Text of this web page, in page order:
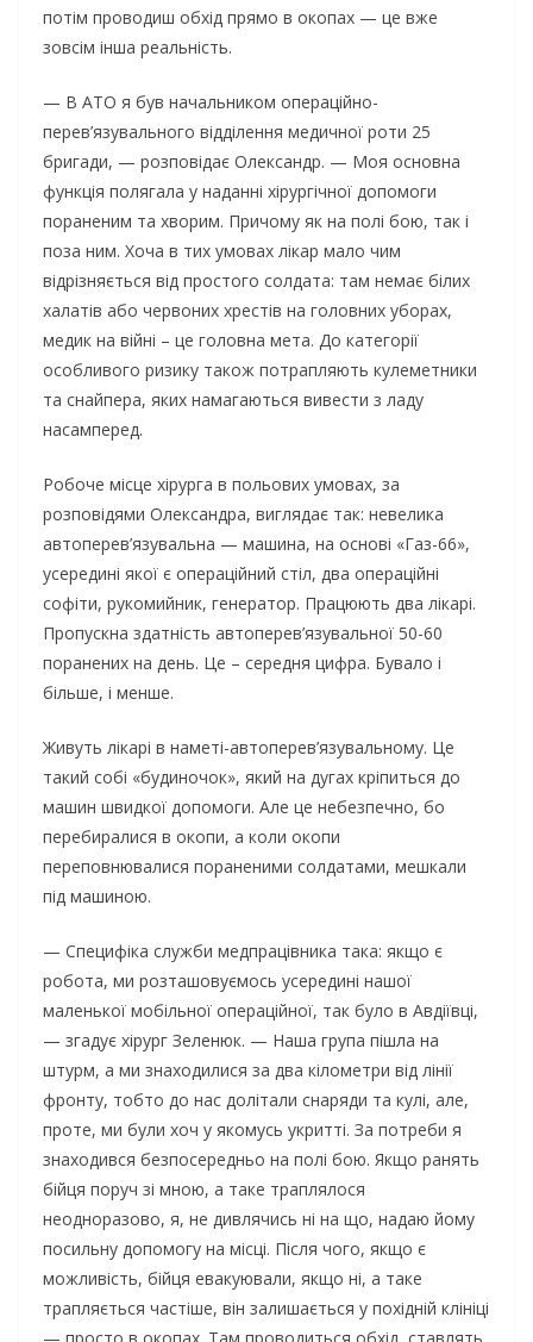
потім проводиш обхід прямо в окопах — це вже
зовсім інша реальність.
— В АТО я був начальником операційно-
перев’язувального відділення медичної роти 25
бригади, — розповідає Олександр. — Моя основна
функція полягала у наданні хірургічної допомоги
пораненим та хворим. Причому як на полі бою, так і
поза ним. Хоча в тих умовах лікар мало чим
відрізняється від простого солдата: там немає білих
халатів або червоних хрестів на головних уборах,
медик на війні – це головна мета. До категорії
особливого ризику також потрапляють кулеметники
та снайпера, яких намагаються вивести з ладу
насамперед.
Робоче місце хірурга в польових умовах, за
розповідями Олександра, виглядає так: невелика
автоперев’язувальна — машина, на основі «Газ-66»,
усередині якої є операційний стіл, два операційні
софіти, рукомийник, генератор. Працюють два лікарі.
Пропускна здатність автоперев’язувальної 50-60
поранених на день. Це – середня цифра. Бувало і
більше, і менше.
Живуть лікарі в наметі-автоперев’язувальному. Це
такий собі «будиночок», який на дугах кріпиться до
машин швидкої допомоги. Але це небезпечно, бо
перебиралися в окопи, а коли окопи
переповнювалися пораненими солдатами, мешкали
під машиною.
— Специфіка служби медпрацівника така: якщо є
робота, ми розташовуємось усередині нашої
маленької мобільної операційної, так було в Авдіївці,
— згадує хірург Зеленюк. — Наша група пішла на
штурм, а ми знаходилися за два кілометри від лінії
фронту, тобто до нас долітали снаряди та кулі, але,
проте, ми були хоч у якомусь укритті. За потреби я
знаходився безпосередньо на полі бою. Якщо ранять
бійця поруч зі мною, а таке траплялося
неодноразово, я, не дивлячись ні на що, надаю йому
посильну допомогу на місці. Після чого, якщо є
можливість, бійця евакуювали, якщо ні, а таке
трапляється частіше, він залишається у похідній клініці
— просто в окопах. Там проводиться обхід, ставлять